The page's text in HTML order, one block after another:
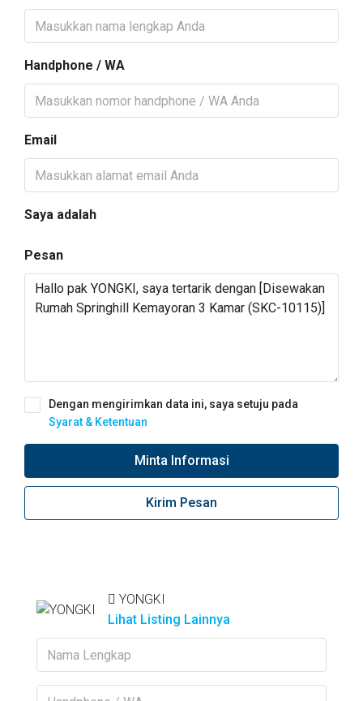
Handphone / WA
Email
Saya adalah
Pesan
Dengan mengirimkan data ini, saya setuju pada
Syarat & Ketentuan
Minta Informasi
Kirim Pesan
YONGKI
Lihat Listing Lainnya